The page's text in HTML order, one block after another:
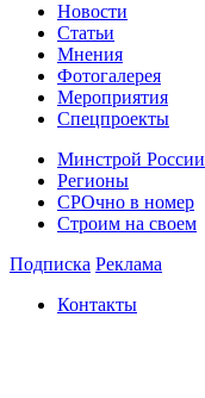
Новости
Статьи
Мнения
Фотогалерея
Мероприятия
Спецпроекты
Минстрой России
Регионы
СРОчно в номер
Строим на своем
Подписка Реклама
Контакты